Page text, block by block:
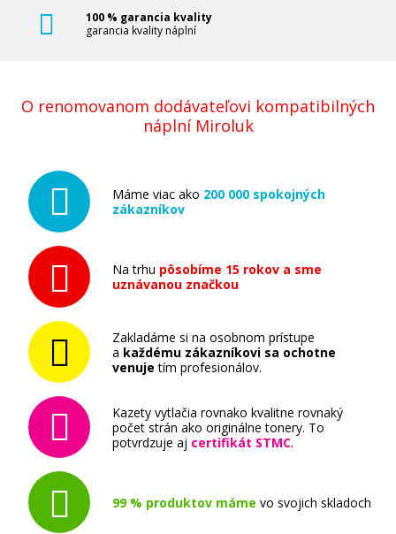
100 % garancia kvality
garancia kvality náplní
O renomovanom dodávateľovi kompatibilných
náplní Miroluk
Máme viac ako 200 000 spokojných
zákazníkov
Na trhu pôsobíme 15 rokov a sme
uznávanou značkou
Zakladáme si na osobnom prístupe
a každému zákazníkovi sa ochotne
venuje tím profesionálov.
Kazety vytlačia rovnako kvalitne rovnaký
počet strán ako originálne tonery. To
potvrdzuje aj certifikát STMC.
99 % produktov máme vo svojich skladoch